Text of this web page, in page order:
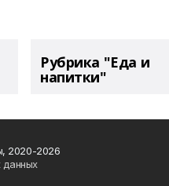
Рубрика "Еда и
напитки"
2020-2026
данных